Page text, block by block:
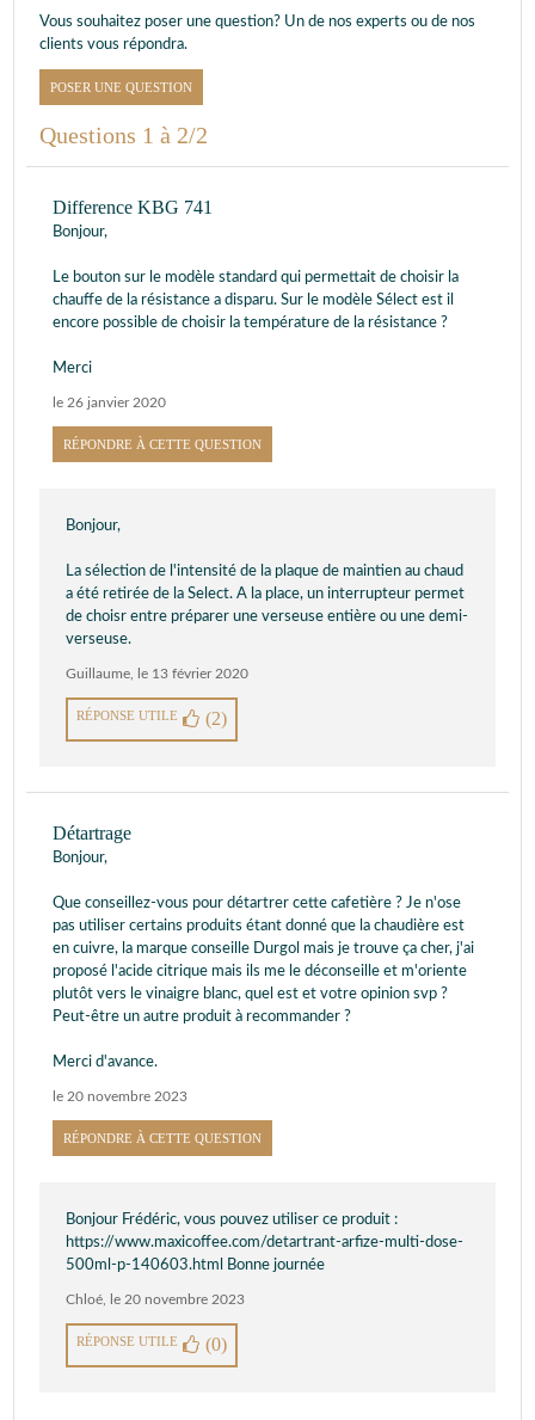
Vous souhaitez poser une question? Un de nos experts ou de nos
clients vous répondra.
POSER UNE QUESTION
Questions 1 à 2/2
Difference KBG 741
Bonjour,
Le bouton sur le modèle standard qui permettait de choisir la
chauffe de la résistance a disparu. Sur le modèle Sélect est il
encore possible de choisir la température de la résistance ?
Merci
le 26 janvier 2020
RÉPONDRE À CETTE QUESTION
Bonjour,
La sélection de l'intensité de la plaque de maintien au chaud
a été retirée de la Select. A la place, un interrupteur permet
de choisr entre préparer une verseuse entière ou une demi-
verseuse.
Guillaume le 13 février 2020
RÉPONSE UTILE (2)
Détartrage
Bonjour,
Que conseillez-vous pour détartrer cette cafetière ? Je n'ose
pas utiliser certains produits étant donné que la chaudière est
en cuivre, la marque conseille Durgol mais je trouve ça cher, j'ai
proposé l'acide citrique mais ils me le déconseille et m'oriente
plutôt vers le vinaigre blanc, quel est et votre opinion svp ?
Peut-être un autre produit à recommander ?
Merci d'avance.
le 20 novembre 2023
RÉPONDRE À CETTE QUESTION
Bonjour Frédéric, vous pouvez utiliser ce produit :
https://www.maxicoffee.com/detartrant-arfize-multi-dose-
500ml-p-140603.html Bonne journée
Chloé le 20 novembre 2023
RÉPONSE UTILE (0)